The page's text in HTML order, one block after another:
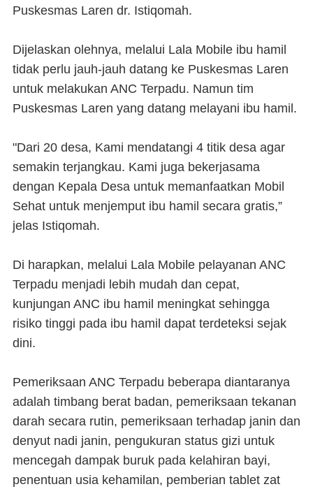
Puskesmas Laren dr. Istiqomah.
Dijelaskan olehnya, melalui Lala Mobile ibu hamil
tidak perlu jauh-jauh datang ke Puskesmas Laren
untuk melakukan ANC Terpadu. Namun tim
Puskesmas Laren yang datang melayani ibu hamil.
"Dari 20 desa, Kami mendatangi 4 titik desa agar
semakin terjangkau. Kami juga bekerjasama
dengan Kepala Desa untuk memanfaatkan Mobil
Sehat untuk menjemput ibu hamil secara gratis,”
jelas Istiqomah.
Di harapkan, melalui Lala Mobile pelayanan ANC
Terpadu menjadi lebih mudah dan cepat,
kunjungan ANC ibu hamil meningkat sehingga
risiko tinggi pada ibu hamil dapat terdeteksi sejak
dini.
Pemeriksaan ANC Terpadu beberapa diantaranya
adalah timbang berat badan, pemeriksaan tekanan
darah secara rutin, pemeriksaan terhadap janin dan
denyut nadi janin, pengukuran status gizi untuk
mencegah dampak buruk pada kelahiran bayi,
penentuan usia kehamilan, pemberian tablet zat